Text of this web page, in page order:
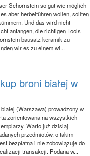
Schornstein so gut wie möglich
aber herbeiführen wollen, sollten
Und das wird nicht
anfangen, die richtigen Tools
bausatz keramik zu
wir es zu einem wi...
broni białej w
(Warszawa) prowadzony w
zorientowana na wszystkich
Warto już dzisiaj
przedmiotów, o takim
bezpłatna i nie zobowiązuje do
transakcji. Podana w...